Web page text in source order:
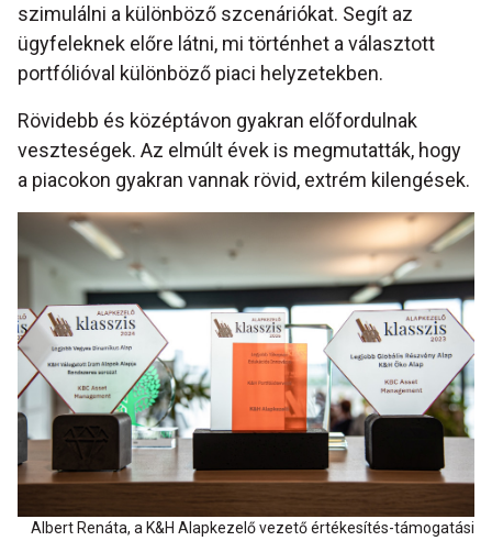
szimulálni a különböző szcenáriókat. Segít az
ügyfeleknek előre látni, mi történhet a választott
portfólióval különböző piaci helyzetekben.
Rövidebb és középtávon gyakran előfordulnak
veszteségek. Az elmúlt évek is megmutatták, hogy
a piacokon gyakran vannak rövid, extrém kilengések.
Albert Renáta, a K&H Alapkezelő vezető értékesítés-támogatási